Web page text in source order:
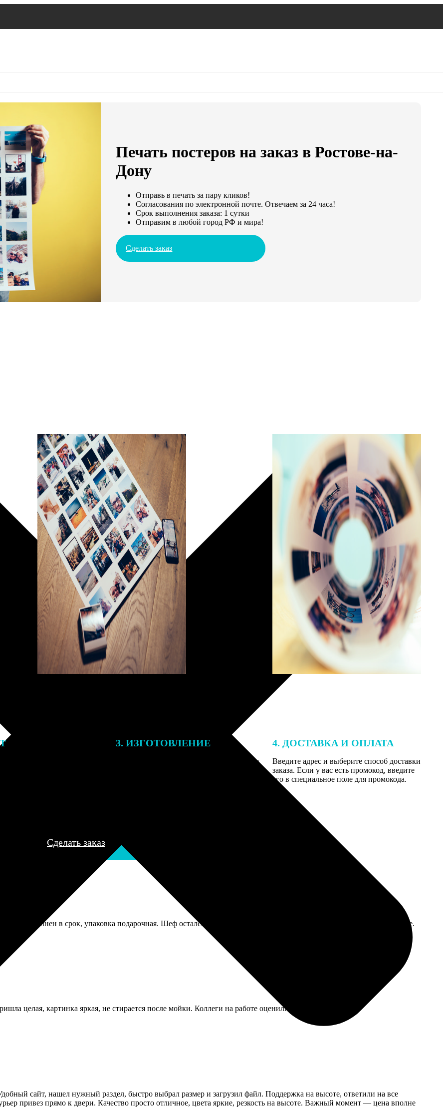
Печать постеров на заказ в Ростове-на-
Дону
Отправь в печать за пару кликов!
Согласования по электронной почте. Отвечаем за 24 часа!
Срок выполнения заказа: 1 сутки
Отправим в любой город РФ и мира!
Сделать заказ
заказа к печати
могут связаться с Вами
телефону или email для
деталей.
3. ИЗГОТОВЛЕНИЕ
Оплатите заказ банковской картой. После
оплаты получите подтверждение на email с
4. ДОСТАВКА И ОПЛАТА
Введите адрес и выберите способ доставки
заказа. Если у вас есть промокод, введите
его в специальное поле для промокода.
Сделать заказ
выполнен в срок, упаковка подарочная. Шеф остался доволен, даже пошутил, что теперь будет пить только из нее.
целая, картинка яркая, не стирается после мойки. Коллеги на работе оценили.
сайт, нашел нужный раздел, быстро выбрал размер и загрузил файл. Поддержка на высоте, ответили на все
привез прямо к двери. Качество просто отличное, цвета яркие, резкость на высоте. Важный момент — цена вполне